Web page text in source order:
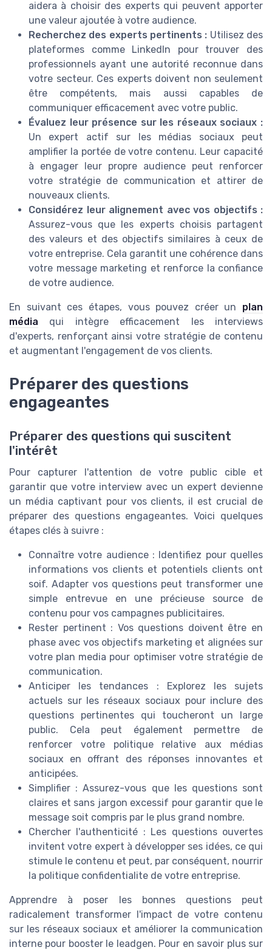
aidera à choisir des experts qui peuvent apporter
une valeur ajoutée à votre audience.
Recherchez des experts pertinents : Utilisez des
plateformes comme LinkedIn pour trouver des
professionnels ayant une autorité reconnue dans
votre secteur. Ces experts doivent non seulement
être compétents, mais aussi capables de
communiquer efficacement avec votre public.
Évaluez leur présence sur les réseaux sociaux :
Un expert actif sur les médias sociaux peut
amplifier la portée de votre contenu. Leur capacité
à engager leur propre audience peut renforcer
votre stratégie de communication et attirer de
nouveaux clients.
Considérez leur alignement avec vos objectifs :
Assurez-vous que les experts choisis partagent
des valeurs et des objectifs similaires à ceux de
votre entreprise. Cela garantit une cohérence dans
votre message marketing et renforce la confiance
de votre audience.
En suivant ces étapes, vous pouvez créer un plan
média qui intègre efficacement les interviews
d'experts, renforçant ainsi votre stratégie de contenu
et augmentant l'engagement de vos clients.
Préparer des questions
engageantes
Préparer des questions qui suscitent
l'intérêt
Pour capturer l'attention de votre public cible et
garantir que votre interview avec un expert devienne
un média captivant pour vos clients, il est crucial de
préparer des questions engageantes. Voici quelques
étapes clés à suivre :
Connaître votre audience : Identifiez pour quelles
informations vos clients et potentiels clients ont
soif. Adapter vos questions peut transformer une
simple entrevue en une précieuse source de
contenu pour vos campagnes publicitaires.
Rester pertinent : Vos questions doivent être en
phase avec vos objectifs marketing et alignées sur
votre plan media pour optimiser votre stratégie de
communication.
Anticiper les tendances : Explorez les sujets
actuels sur les réseaux sociaux pour inclure des
questions pertinentes qui toucheront un large
public. Cela peut également permettre de
renforcer votre politique relative aux médias
sociaux en offrant des réponses innovantes et
anticipées.
Simplifier : Assurez-vous que les questions sont
claires et sans jargon excessif pour garantir que le
message soit compris par le plus grand nombre.
Chercher l'authenticité : Les questions ouvertes
invitent votre expert à développer ses idées, ce qui
stimule le contenu et peut, par conséquent, nourrir
la politique confidentialite de votre entreprise.
Apprendre à poser les bonnes questions peut
radicalement transformer l'impact de votre contenu
sur les réseaux sociaux et améliorer la communication
interne pour booster le leadgen. Pour en savoir plus sur